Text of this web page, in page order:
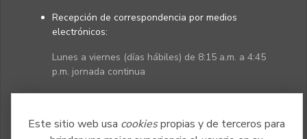
Este sitio web usa cookiespropias y de terceros para
Recepción de correspondencia por medios
electrónicos:
Lunes a viernes (días hábiles) de 8:15 a.m. a 4:45
p.m. jornada continua